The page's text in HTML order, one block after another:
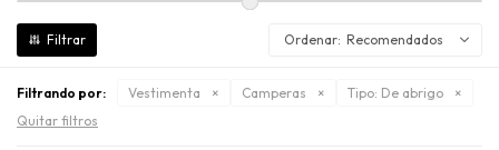
Recomendados
Filtrando por: Vestimenta Camperas Tipo: De abrigo
Quitar filtros